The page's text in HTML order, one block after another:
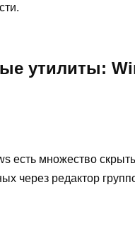
утилиты:
есть множество
через редактор